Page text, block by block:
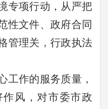
专项行动，从严把
性文件、政府合同
管理关，行政执法
工作的服务质量，
作风，对市委市政